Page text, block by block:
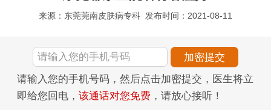
来源：东莞莞南皮肤病专科 发布时间：2021-08-11
请输入您的手机号码，然后点击加密提交，医生将立
即给您回电， 该通话对您免费 ，请放心接听！